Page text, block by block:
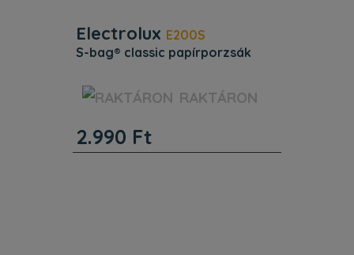
Electrolux E200S
s-bag® classic papírporzsák
Termékcsalád porszívó. Districode
9001684621. Egyéb jellemzők.
Termékcsalád: porszívó. Districode:
9001684621. Termékjellemzők. Az s–
RAKTÁRON
2.990 Ft